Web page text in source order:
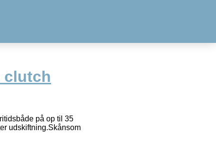
clutch
på op til 35
udskiftning.Skånsom